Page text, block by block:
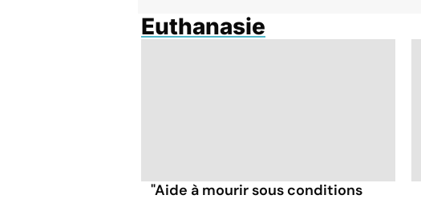
Euthanasie
"Aide à mourir sous conditions